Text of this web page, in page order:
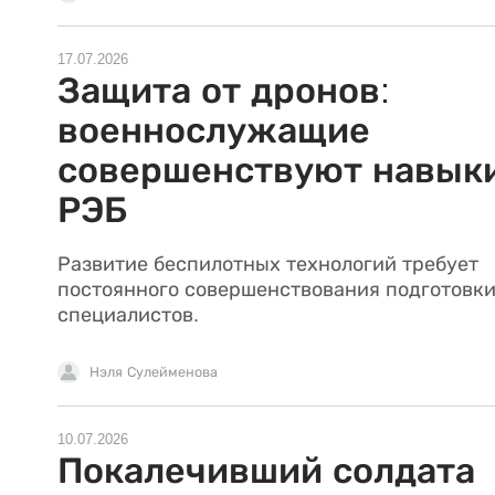
17.07.2026
Защита от дронов:
военнослужащие
совершенствуют
РЭБ
Развитие беспилотных технологий требует
постоянного совершенствования подготовки
специалистов.
Нэля Сулейменова
10.07.2026
Покалечивший солдата